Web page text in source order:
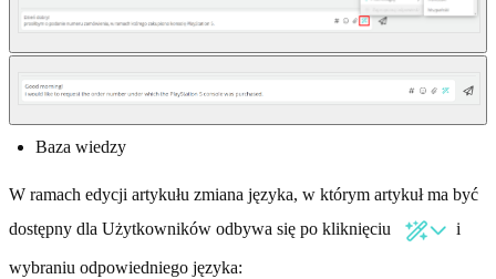
Baza wiedzy
W ramach edycji artykułu zmiana języka, w którym artykuł ma być
dostępny dla Użytkowników odbywa się po kliknięciu
i
wybraniu odpowiedniego języka: